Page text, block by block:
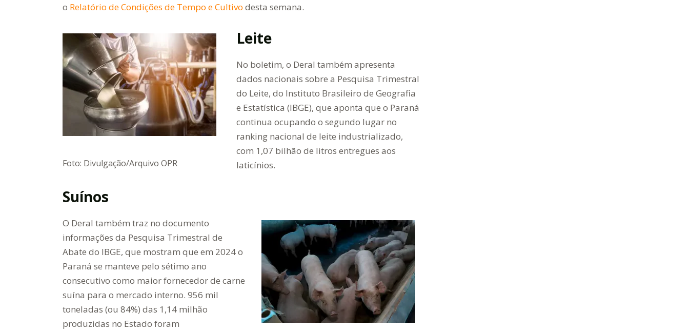
o Relatório de Condições de Tempo e Cultivo desta semana.
Foto: Divulgação/Arquivo OPR
Leite
No boletim, o Deral também apresenta
dados nacionais sobre a Pesquisa Trimestral
do Leite, do Instituto Brasileiro de Geografia
e Estatística (IBGE), que aponta que o Paraná
continua ocupando o segundo lugar no
ranking nacional de leite industrializado,
com 1,07 bilhão de litros entregues aos
laticínios.
Suínos
O Deral também traz no documento
informações da Pesquisa Trimestral de
Abate do IBGE, que mostram que em 2024 o
Paraná se manteve pelo sétimo ano
consecutivo como maior fornecedor de carne
suína para o mercado interno. 956 mil
toneladas (ou 84%) das 1,14 milhão
produzidas no Estado foram